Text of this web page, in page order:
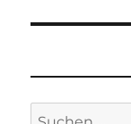
Suchen